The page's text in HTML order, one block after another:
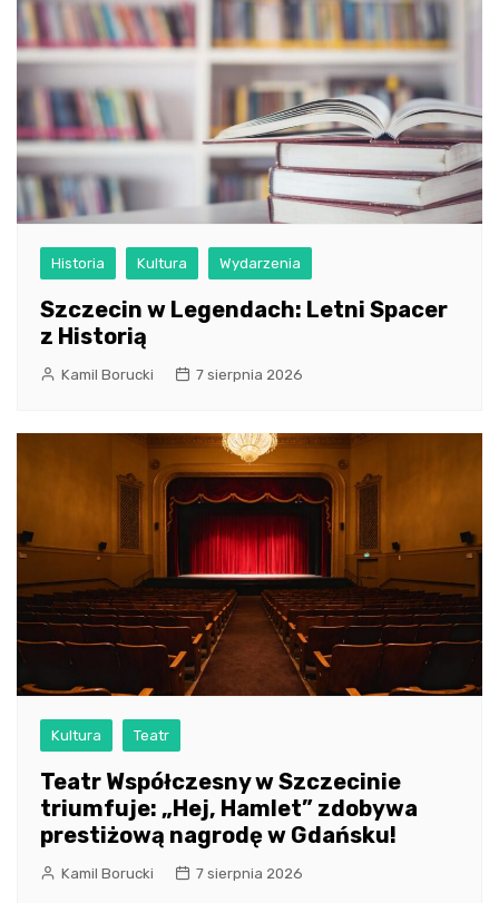
Historia Kultura Wydarzenia
Szczecin w Legendach: Letni Spacer
z Historią
Kamil Borucki 7 sierpnia 2026
Kultura Teatr
Teatr Współczesny w Szczecinie
triumfuje: „Hej, Hamlet” zdobywa
prestiżową nagrodę w Gdańsku!
Kamil Borucki 7 sierpnia 2026